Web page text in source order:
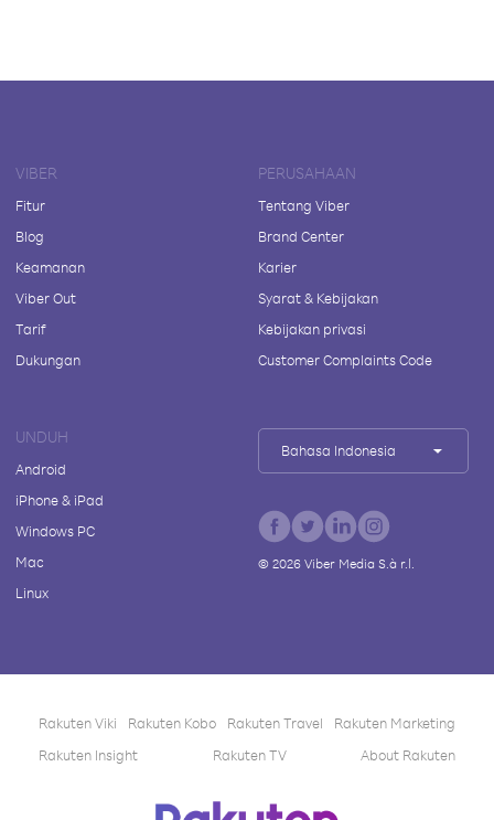
VIBER
Fitur
Blog
Keamanan
Viber Out
Tarif
Dukungan
PERUSAHAAN
Tentang Viber
Brand Center
Karier
Syarat & Kebijakan
Kebijakan privasi
Customer Complaints Code
UNDUH
Android
iPhone & iPad
Windows PC
Mac
Linux
Bahasa Indonesia
© 2026Viber Media S.à r.l.
Rakuten Viki Rakuten Kobo Rakuten Travel
Rakuten Marketing
Rakuten Insight
Rakuten TV About Rakuten